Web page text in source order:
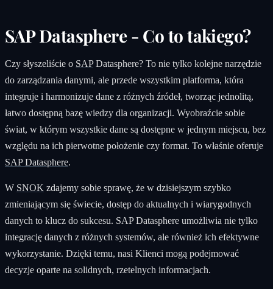
SAP Datasphere - Co to takiego?
Czy słyszeliście o SAPDatasphere? To nie tylko kolejne narzędzie
do zarządzania danymi, ale przede wszystkim platforma, która
integruje i harmonizuje dane z różnych źródeł, tworząc jednolitą,
łatwo dostępną bazę wiedzy dla organizacji. Wyobraźcie sobie
świat, w którym wszystkie dane są dostępne w jednym miejscu, bez
względu na ich pierwotne położenie czy format. To właśnie oferuje
SAP Datasphere.
W SNOK zdajemy sobie sprawę, że w dzisiejszym szybko
zmieniającym się świecie, dostęp do aktualnych i wiarygodnych
danych to klucz do sukcesu. SAP Datasphere umożliwia nie tylko
integrację danych z różnych systemów, ale również ich efektywne
wykorzystanie. Dzięki temu, nasi Klienci mogą podejmować
decyzje oparte na solidnych, rzetelnych informacjach.